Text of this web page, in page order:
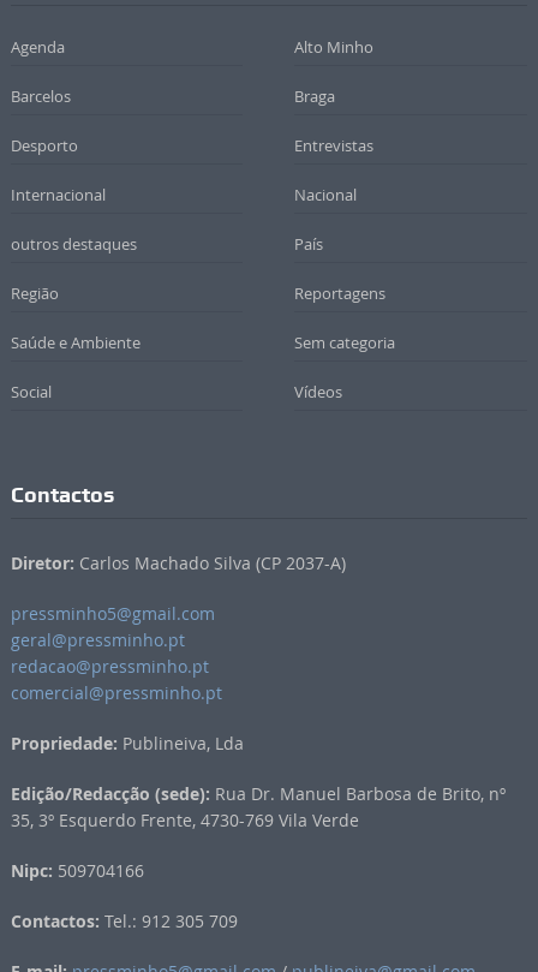
Agenda Alto Minho
Barcelos Braga
Desporto Entrevistas
Internacional Nacional
outros destaques País
Região Reportagens
Saúde e Ambiente Sem categoria
Social Vídeos
Contactos
Diretor: Carlos Machado Silva (CP 2037-A)
pressminho5@gmail.com
geral@pressminho.pt
redacao@pressminho.pt
comercial@pressminho.pt
Propriedade: Publineiva, Lda
Edição/Redacção (sede): Rua Dr. Manuel Barbosa de Brito, nº
35, 3º Esquerdo Frente, 4730-769 Vila Verde
Nipc: 509704166
Contactos: Tel.: 912 305 709